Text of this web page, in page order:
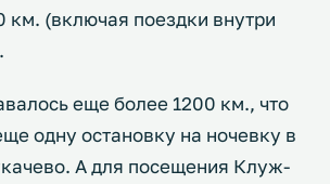
(включая поездки внутри
еще более 1200 км., что
одну остановку на ночевку в
А для посещения Клуж-